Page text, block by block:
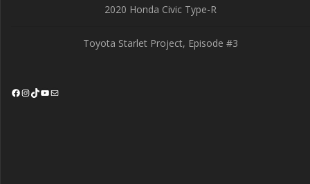
2020 Honda Civic Type-R
Toyota Starlet Project, Episode #3
Facebook
Instagram
TikTok
YouTube
Mail